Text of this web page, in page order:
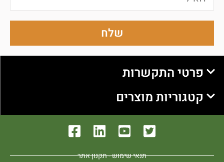
שלח
פרטי התקשרות
קטגוריות מוצרים
תנאי שימוש - תקנון אתר